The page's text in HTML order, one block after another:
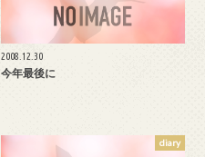
2008.12.30
今年最後に
diary